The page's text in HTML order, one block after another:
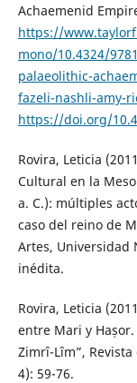
Achaemenid
https://
mono/10.4324/
palaeolithic-
fazeli-nashli-amy-
https://doi.org/
Rovira, Leticia
Cultural en la
a. C.): múltiples
caso del reino de
Artes, Universidad
inédita.
Rovira, Leticia
entre Mari y
Zimrȋ-Lȋm”,
4): 59-76.